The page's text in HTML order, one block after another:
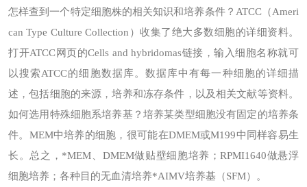
怎样查到一个特定细胞株的相关知识和培养条件？ ATCC（Ameri
can Type Culture Collection）收集了绝大多数细胞的详细资料。
打开ATCC网页的Cells and hybridomas链接，输入细胞名称就可
以搜索ATCC的细胞数据库。数据库中有每一种细胞的详细描
述，包括细胞的来源，培养和冻存条件，以及相关文献等资料。
如何选用特殊细胞系培养基？ 培养某类型细胞没有固定的培养条
件。MEM中培养的细胞，很可能在DMEM或M199中同样容易生
长。总之，*MEM、DMEM做贴壁细胞培养；RPMI1640做悬浮
细胞培养；各种目的无血清培养*AIMV培养基（SFM）。